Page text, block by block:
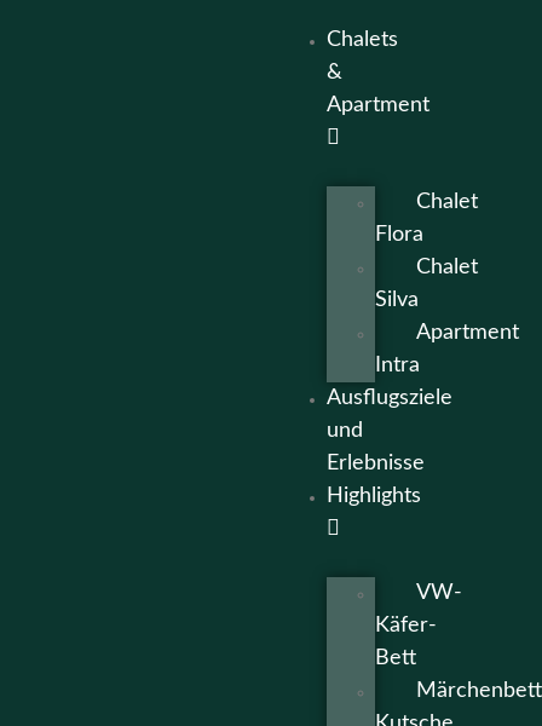
Chalets
&
Apartment
Chalet
Flora
Chalet
Silva
Apartment
Intra
Ausflugsziele
und
Erlebnisse
Highlights
VW-
Käfer-
Bett
Märchenbett